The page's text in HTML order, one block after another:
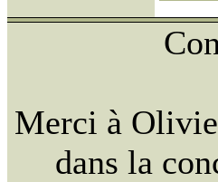
Merci à
dans la